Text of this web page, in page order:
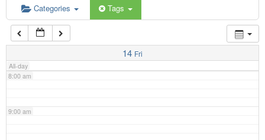
Categories Tags
14 Fri
All-day
6:00 am
7:00 am
8:00 am
9:00 am